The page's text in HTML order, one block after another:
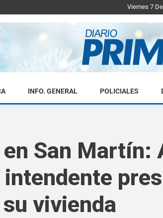
Viernes 7
INFO. GENERAL POLICIALES
San
vivienda